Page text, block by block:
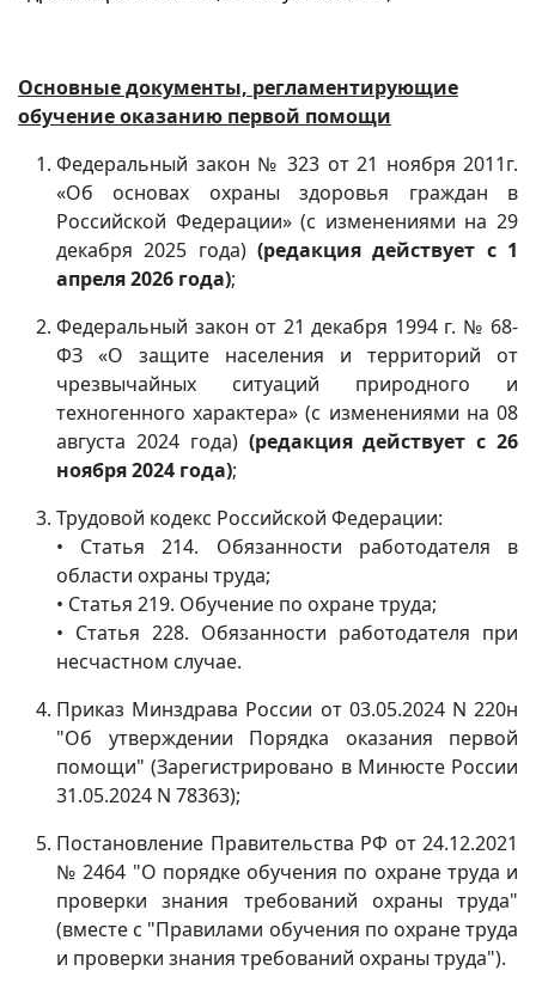
Основные документы, регламентирующие
обучение оказанию первой помощи
Федеральный закон № 323 от 21 ноября 2011г.
«Об основах охраны здоровья граждан в
Российской Федерации» (с изменениями на 29
декабря 2025 года) (редакция действует с 1
апреля 2026 года);
Федеральный закон от 21 декабря 1994 г. № 68-
ФЗ «О защите населения и территорий от
чрезвычайных ситуаций природного и
техногенного характера» (с изменениями на 08
августа 2024 года) (редакция действует с 26
ноября 2024 года);
Трудовой кодекс Российской Федерации:
• Статья 214. Обязанности работодателя в
области охраны труда;
• Статья 219. Обучение по охране труда;
• Статья 228. Обязанности работодателя при
несчастном случае.
Приказ Минздрава России от 03.05.2024 N 220н
"Об утверждении Порядка оказания первой
помощи" (Зарегистрировано в Минюсте России
31.05.2024 N 78363);
Постановление Правительства РФ от 24.12.2021
№ 2464 "О порядке обучения по охране труда и
проверки знания требований охраны труда"
(вместе с "Правилами обучения по охране труда
и проверки знания требований охраны труда").